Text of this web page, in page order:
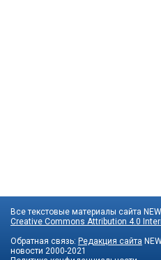
Все текстовые материалы сайта
Creative Commons Attribution 4.0
Обратная связь: Редакция сайта
новости 2000-2021